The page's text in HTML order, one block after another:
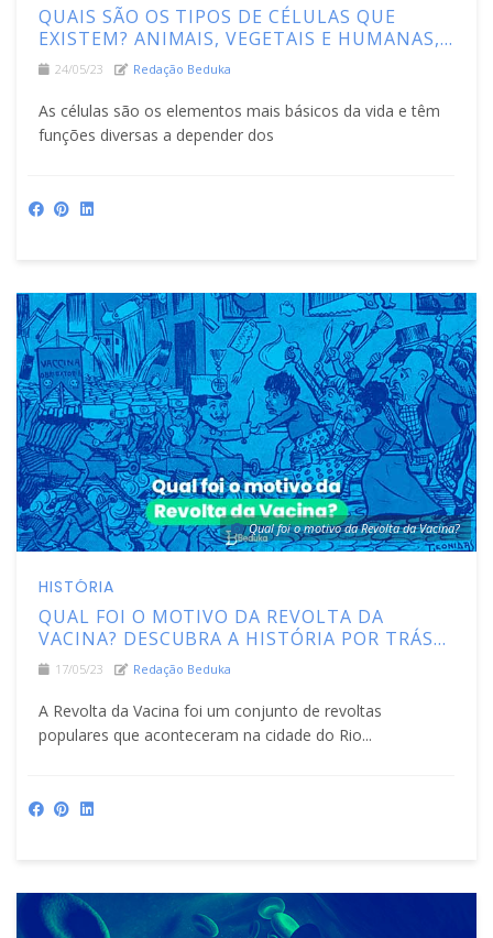
QUAIS SÃO OS TIPOS DE CÉLULAS QUE
EXISTEM? ANIMAIS, VEGETAIS E HUMANAS,
CONHEÇA!
24/05/23 Redação Beduka
As células são os elementos mais básicos da vida e têm
funções diversas a depender dos
Qual foi o motivo da Revolta da Vacina?
HISTÓRIA
QUAL FOI O MOTIVO DA REVOLTA DA
VACINA? DESCUBRA A HISTÓRIA POR TRÁS
DESSE MOVIMENTO
17/05/23 Redação Beduka
A Revolta da Vacina foi um conjunto de revoltas
populares que aconteceram na cidade do Rio...